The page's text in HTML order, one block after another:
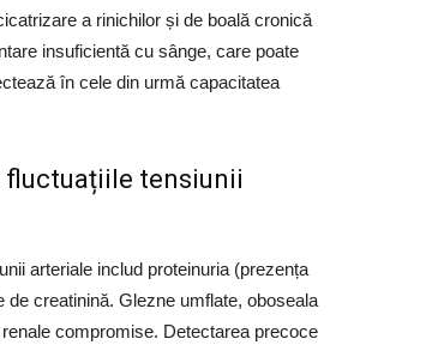
a rinichilor și de boală cronică
insuficientă cu sânge, care poate
în cele din urmă capacitatea
fluctuațiile tensiunii
arteriale includ proteinuria (prezența
creatinină. Glezne umflate, oboseala
compromise. Detectarea precoce